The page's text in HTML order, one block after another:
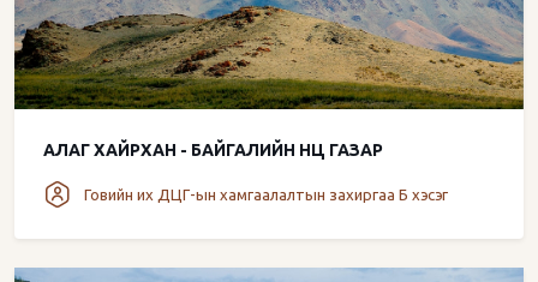
АЛАГ ХАЙРХАН - БАЙГАЛИЙН НӨӨЦ ГАЗАР
Говийн их ДЦГ-ын хамгаалалтын захиргаа Б хэсэг